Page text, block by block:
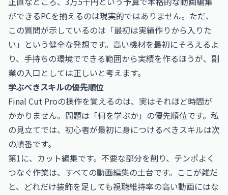
ができるPCを揃えるのは現実的ではありません。ただ、
この質問が示しているのは「最初は実績作りから入りた
い」という健全な発想です。高い機材を最初にそろえるよ
り、手持ちの環境でできる範囲から実績を作るほうが、副
業の入口としては正しいと考えます。
学ぶべきスキルの優先順位
Final Cut Proの操作を覚えるのは、実はそれほど時間が
かかりません。問題は「何を学ぶか」の優先順位です。私
の見立てでは、初心者が最初に身につけるべきスキルは次
の順番です。
第1に、カット編集です。不要な部分を削り、テンポよく
つなぐ作業は、すべての動画編集の土台です。ここが雑だ
と、どれだけ装飾を足しても視聴維持率の高い動画にはな